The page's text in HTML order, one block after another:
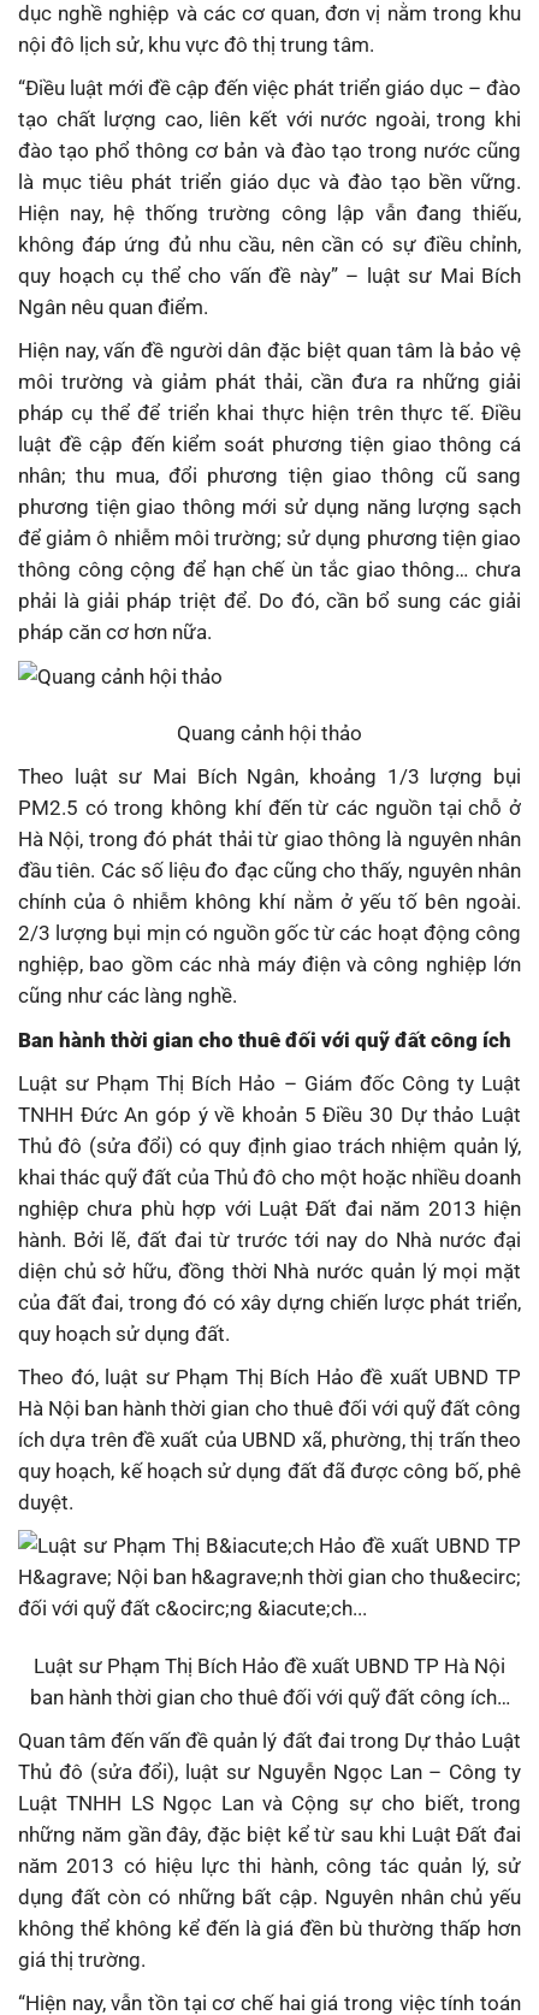
dục nghề nghiệp và các cơ quan, đơn vị nằm trong khu
nội đô lịch sử, khu vực đô thị trung tâm.
“Điều luật mới đề cập đến việc phát triển giáo dục – đào
tạo chất lượng cao, liên kết với nước ngoài, trong khi
đào tạo phổ thông cơ bản và đào tạo trong nước cũng
là mục tiêu phát triển giáo dục và đào tạo bền vững.
Hiện nay, hệ thống trường công lập vẫn đang thiếu,
không đáp ứng đủ nhu cầu, nên cần có sự điều chỉnh,
quy hoạch cụ thể cho vấn đề này” – luật sư Mai Bích
Ngân nêu quan điểm.
Hiện nay, vấn đề người dân đặc biệt quan tâm là bảo vệ
môi trường và giảm phát thải, cần đưa ra những giải
pháp cụ thể để triển khai thực hiện trên thực tế. Điều
luật đề cập đến kiểm soát phương tiện giao thông cá
nhân; thu mua, đổi phương tiện giao thông cũ sang
phương tiện giao thông mới sử dụng năng lượng sạch
để giảm ô nhiễm môi trường; sử dụng phương tiện giao
thông công cộng để hạn chế ùn tắc giao thông… chưa
phải là giải pháp triệt để. Do đó, cần bổ sung các giải
pháp căn cơ hơn nữa.
Quang cảnh hội thảo
Theo luật sư Mai Bích Ngân, khoảng 1/3 lượng bụi
PM2.5 có trong không khí đến từ các nguồn tại chỗ ở
Hà Nội, trong đó phát thải từ giao thông là nguyên nhân
đầu tiên. Các số liệu đo đạc cũng cho thấy, nguyên nhân
chính của ô nhiễm không khí nằm ở yếu tố bên ngoài.
2/3 lượng bụi mịn có nguồn gốc từ các hoạt động công
nghiệp, bao gồm các nhà máy điện và công nghiệp lớn
cũng như các làng nghề.
Ban hành thời gian cho thuê đối với quỹ đất công ích
Luật sư Phạm Thị Bích Hảo – Giám đốc Công ty Luật
TNHH Đức An góp ý về khoản 5 Điều 30 Dự thảo Luật
Thủ đô (sửa đổi) có quy định giao trách nhiệm quản lý,
khai thác quỹ đất của Thủ đô cho một hoặc nhiều doanh
nghiệp chưa phù hợp với Luật Đất đai năm 2013 hiện
hành. Bởi lẽ, đất đai từ trước tới nay do Nhà nước đại
diện chủ sở hữu, đồng thời Nhà nước quản lý mọi mặt
của đất đai, trong đó có xây dựng chiến lược phát triển,
quy hoạch sử dụng đất.
Theo đó, luật sư Phạm Thị Bích Hảo đề xuất UBND TP
Hà Nội ban hành thời gian cho thuê đối với quỹ đất công
ích dựa trên đề xuất của UBND xã, phường, thị trấn theo
quy hoạch, kế hoạch sử dụng đất đã được công bố, phê
duyệt.
Luật sư Phạm Thị Bích Hảo đề xuất UBND TP Hà Nội
ban hành thời gian cho thuê đối với quỹ đất công ích…
Quan tâm đến vấn đề quản lý đất đai trong Dự thảo Luật
Thủ đô (sửa đổi), luật sư Nguyễn Ngọc Lan – Công ty
Luật TNHH LS Ngọc Lan và Cộng sự cho biết, trong
những năm gần đây, đặc biệt kể từ sau khi Luật Đất đai
năm 2013 có hiệu lực thi hành, công tác quản lý, sử
dụng đất còn có những bất cập. Nguyên nhân chủ yếu
không thể không kể đến là giá đền bù thường thấp hơn
giá thị trường.
“Hiện nay, vẫn tồn tại cơ chế hai giá trong việc tính toán